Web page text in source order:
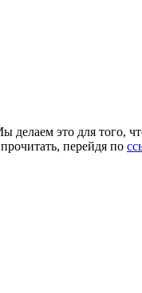
это для того,
перейдя по